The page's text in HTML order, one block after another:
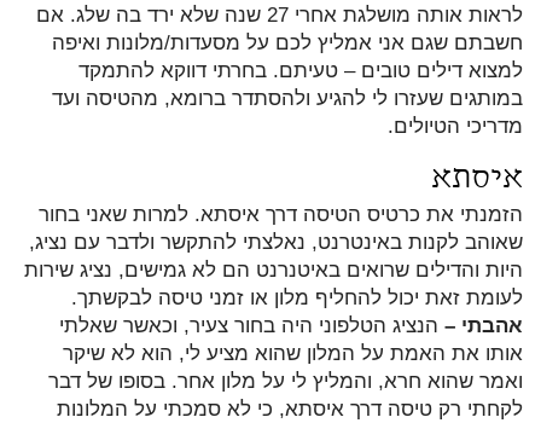
לראות אותה מושלגת אחרי 27 שנה שלא ירד בה שלג. אם
חשבתם שגם אני אמליץ לכם על מסעדות/מלונות ואיפה
למצוא דילים טובים – טעיתם. בחרתי דווקא להתמקד
במותגים שעזרו לי להגיע ולהסתדר ברומא, מהטיסה ועד
מדריכי הטיולים.
איסתא
הזמנתי את כרטיס הטיסה דרך איסתא. למרות שאני בחור
שאוהב לקנות באינטרנט, נאלצתי להתקשר ולדבר עם נציג,
היות והדילים שרואים באיטנרנט הם לא גמישים, נציג שירות
לעומת זאת יכול להחליף מלון או זמני טיסה לבקשתך.
אהבתי – הנציג הטלפוני היה בחור צעיר, וכאשר שאלתי
אותו את האמת על המלון שהוא מציע לי, הוא לא שיקר
ואמר שהוא חרא, והמליץ לי על מלון אחר. בסופו של דבר
לקחתי רק טיסה דרך איסתא, כי לא סמכתי על המלונות